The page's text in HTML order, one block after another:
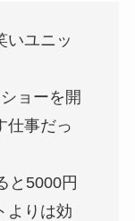
いユニッ
ョーを開
仕事だっ
と5000円
よりは効